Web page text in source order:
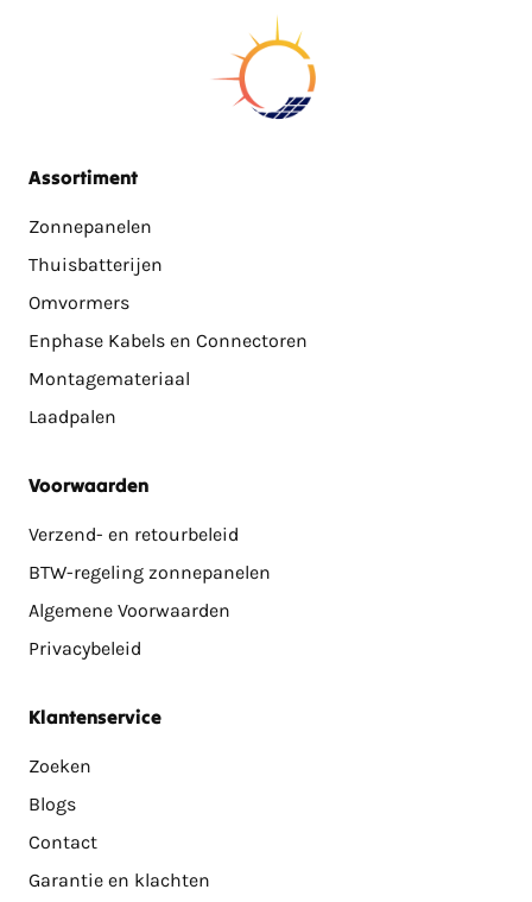
Assortiment
Zonnepanelen
Thuisbatterijen
Omvormers
Enphase Kabels en Connectoren
Montagemateriaal
Laadpalen
Voorwaarden
Verzend- en retourbeleid
BTW-regeling zonnepanelen
Algemene Voorwaarden
Privacybeleid
Klantenservice
Zoeken
Blogs
Contact
Garantie en klachten